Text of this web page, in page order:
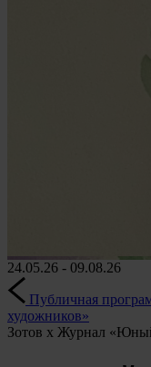
24.05.26 - 09.08.26
Публичная
художников»
Зотов х Журнал